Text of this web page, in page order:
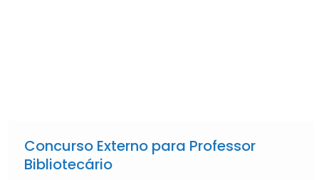
Concurso Externo para Professor
Bibliotecário